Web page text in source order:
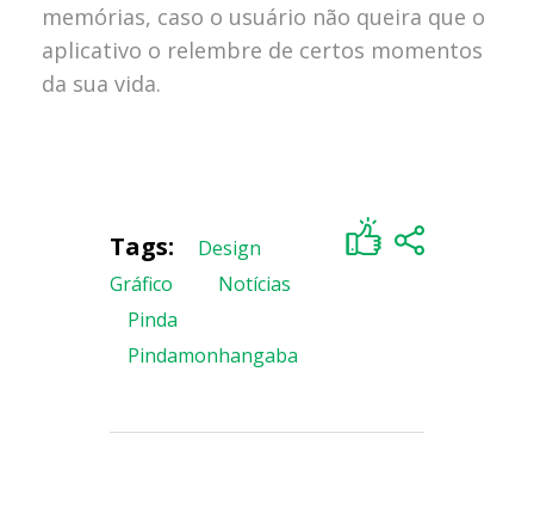
memórias, caso o usuário não queira que o
aplicativo o relembre de certos momentos
da sua vida.
Tags:
Design
Gráfico
Notícias
Pinda
Pindamonhangaba